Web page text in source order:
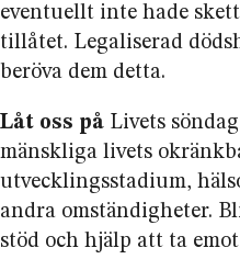
eventuellt inte hade
tillåtet. Legaliserad
beröva dem detta.
Låt oss på Livets
mänskliga livets
utvecklingsstadium,
andra omständigheter.
stöd och hjälp att ta